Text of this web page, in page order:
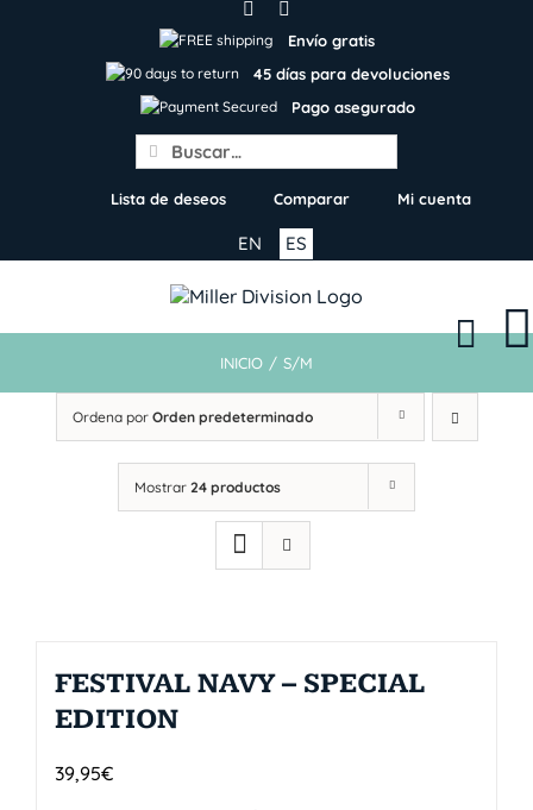
Envío gratis
45 días para devoluciones
Pago asegurado
Search
for:
Lista de deseos Comparar Mi cuenta
ES
EN
INICIO / S/M
Ordena por Orden predeterminado
Mostrar 24 productos
FESTIVAL NAVY – SPECIAL
EDITION
39,95€